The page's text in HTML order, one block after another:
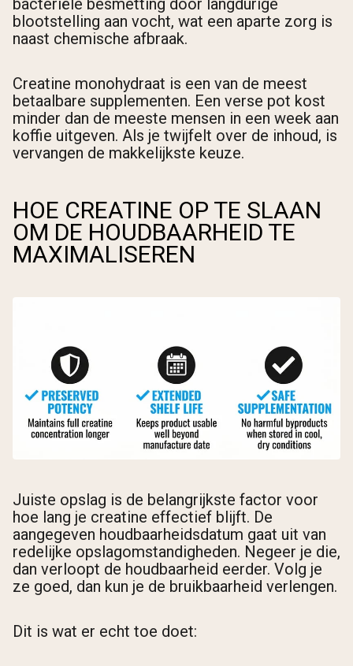
bacteriële besmetting door langdurige
blootstelling aan vocht, wat een aparte zorg is
naast chemische afbraak.
Creatine monohydraat is een van de meest
betaalbare supplementen. Een verse pot kost
minder dan de meeste mensen in een week aan
koffie uitgeven. Als je twijfelt over de inhoud, is
vervangen de makkelijkste keuze.
HOE CREATINE OP TE SLAAN
OM DE HOUDBAARHEID TE
MAXIMALISEREN
Juiste opslag is de belangrijkste factor voor
hoe lang je creatine effectief blijft. De
aangegeven houdbaarheidsdatum gaat uit van
redelijke opslagomstandigheden. Negeer je die,
dan verloopt de houdbaarheid eerder. Volg je
ze goed, dan kun je de bruikbaarheid verlengen.
Dit is wat er echt toe doet: